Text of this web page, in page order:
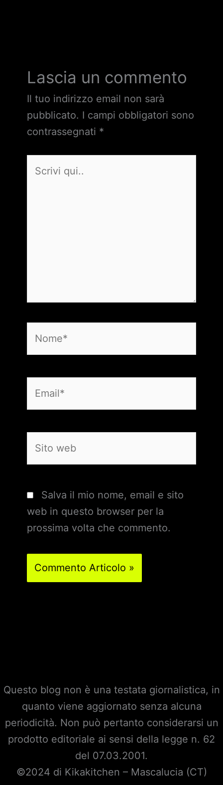
Lascia un commento
Il tuo indirizzo email non sarà
pubblicato. I campi obbligatori sono
contrassegnati *
qui..
web
Salva il mio nome, email e sito
web in questo browser per la
prossima volta che commento.
Questo blog non è una testata giornalistica, in
quanto viene aggiornato senza alcuna
periodicità. Non può pertanto considerarsi un
prodotto editoriale ai sensi della legge n. 62
del 07.03.2001.
©2024 di Kikakitchen – Mascalucia (CT)